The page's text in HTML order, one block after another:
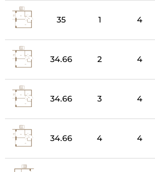
35 1 4
34.66 2 4
34.66 3 4
34.66 4 4